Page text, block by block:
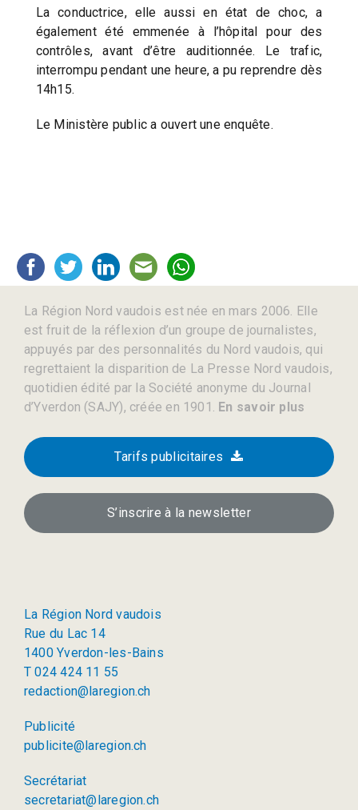
La conductrice, elle aussi en état de choc, a
également été emmenée à l’hôpital pour des
contrôles, avant d’être auditionnée. Le trafic,
interrompu pendant une heure, a pu reprendre dès
14h15.
Le Ministère public a ouvert une enquête.
La Région Nord vaudois est née en mars 2006. Elle
est fruit de la réflexion d’un groupe de journalistes,
appuyés par des personnalités du Nord vaudois, qui
regrettaient la disparition de La Presse Nord vaudois,
quotidien édité par la Société anonyme du Journal
d’Yverdon (SAJY), créée en 1901. En savoir plus
Tarifs publicitaires
S’inscrire à la newsletter
La Région Nord vaudois
Rue du Lac 14
1400 Yverdon-les-Bains
T 024 424 11 55
redaction@laregion.ch
Publicité
publicite@laregion.ch
Secrétariat
secretariat@laregion.ch